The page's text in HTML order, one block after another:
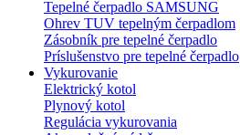
Tepelné čerpadlo SAMSUNG
Ohrev TUV tepelným čerpadlom
Zásobník pre tepelné čerpadlo
Príslušenstvo pre tepelné čerpadlo
Vykurovanie
Elektrický kotol
Plynový kotol
Regulácia vykurovania